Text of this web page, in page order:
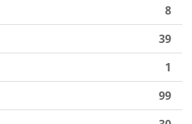
8
39
1
99